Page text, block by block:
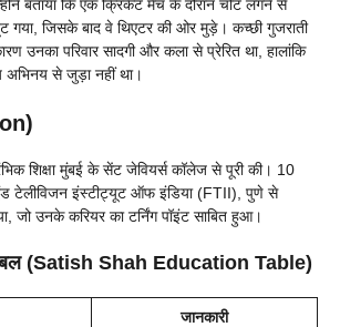
बताया कि एक क्रिकेट मैच के दौरान चोट लगने से
जिसके बाद वे थिएटर की ओर मुड़े। कच्छी गुजराती
उनका परिवार सादगी और कला से प्रेरित था, हालांकि
अभिनय से जुड़ा नहीं था।
शिक्षा मुंबई के सेंट जेवियर्स कॉलेज से पूरी की। 10
टेलीविजन इंस्टीट्यूट ऑफ इंडिया (FTII), पुणे से
जो उनके करियर का टर्निंग पॉइंट साबित हुआ।
टेबल (Satish Shah Education Table)
जानकारी